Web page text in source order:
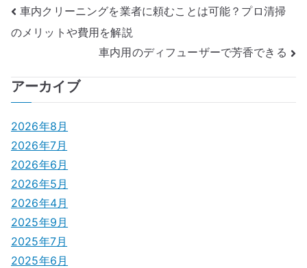
投
稿
ナ
ビ
ゲ
ー
シ
ョ
ン
車内クリーニングを業者に頼むことは可能？プロ清掃
のメリットや費用を解説
車内用のディフューザーで芳香できる
アーカイブ
2026年8月
2026年7月
2026年6月
2026年5月
2026年4月
2025年9月
2025年7月
2025年6月